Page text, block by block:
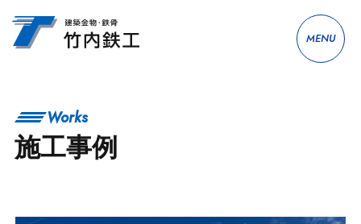
MENU
Works
施工事例